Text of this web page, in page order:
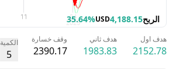
الربح4,188.15
USD
35.64%
هدف اول
2152.78
هدف ثاني
1983.83
وقف خسارة
2390.17
الكمية
5